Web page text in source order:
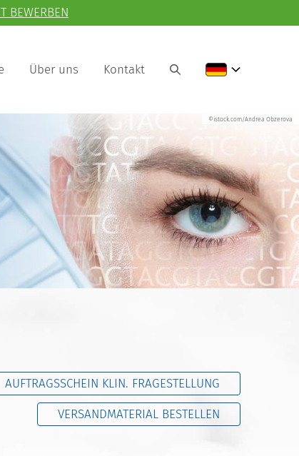
BEWERBEN
Über uns Kontakt
©istock.com/Andrea Obzerova
AUFTRAGSSCHEIN KLIN. FRAGESTELLUNG
VERSANDMATERIAL BESTELLEN